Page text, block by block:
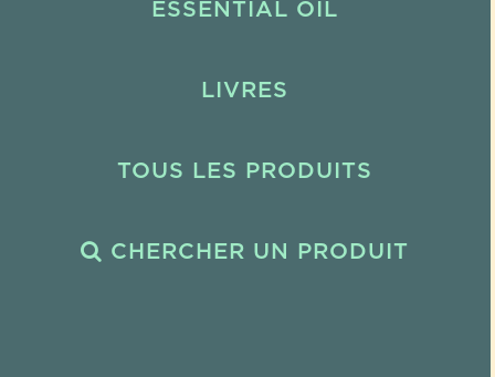
ESSENTIAL OIL
LIVRES
TOUS LES PRODUITS
CHERCHER UN PRODUIT